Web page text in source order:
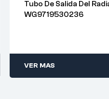
Tubo De Salida Del
WG9719530236
VER MAS